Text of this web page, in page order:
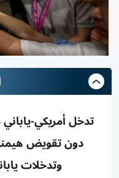
تدخل أمريكي-
دون تقويض هيمنة
وتدخلات